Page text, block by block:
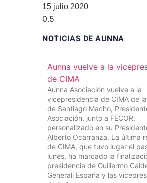
15 julio 2020
NOTICIAS DE AUNNA
Aunna vuelve a la
de CIMA
Aunna Asociación vuelve a la
vicepresidencia de CIMA de
de Santiago Macho,
Asociación, junto a FECOR,
personalizado en su
Alberto Ocarranza. La última
de CIMA, que tuvo lugar el
lunes, ha marcado la
presidencia de Guillermo
Generali España y las